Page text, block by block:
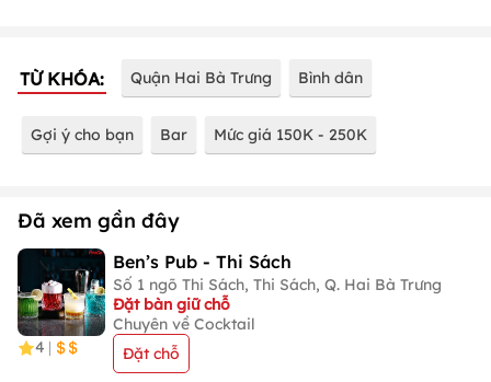
TỪ KHÓA: Quận Hai Bà Trưng Bình dân
Gợi ý cho bạn Bar Mức giá 150K - 250K
Đã xem gần đây
4 |
Ben’s Pub - Thi Sách
Số 1 ngõ Thi Sách, Thi Sách, Q. Hai Bà Trưng
Đặt bàn giữ chỗ
Chuyên về Cocktail
Đặt chỗ